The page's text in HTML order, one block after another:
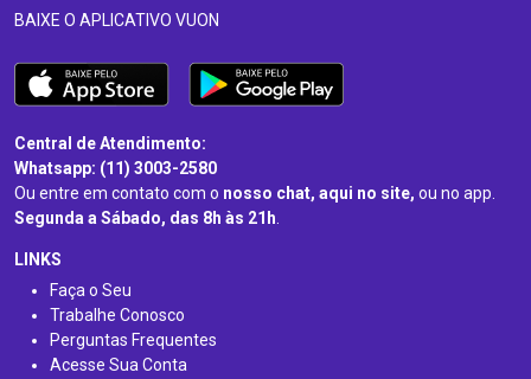
BAIXE O APLICATIVO VUON
Central de Atendimento:
Whatsapp: (11) 3003-2580
Ou entre em contato com o nosso chat, aqui no site, ou no app.
Segunda a Sábado, das 8h às 21h.
LINKS
Faça o Seu
Trabalhe Conosco
Perguntas Frequentes
Acesse Sua Conta